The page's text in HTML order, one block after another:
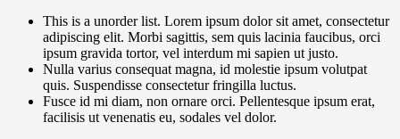
This is a unorder list. Lorem ipsum dolor sit amet, consectetur
adipiscing elit. Morbi sagittis, sem quis lacinia faucibus, orci
ipsum gravida tortor, vel interdum mi sapien ut justo.
Nulla varius consequat magna, id molestie ipsum volutpat
quis. Suspendisse consectetur fringilla luctus.
Fusce id mi diam, non ornare orci. Pellentesque ipsum erat,
facilisis ut venenatis eu, sodales vel dolor.